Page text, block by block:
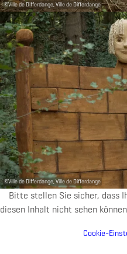
©Ville de Differdange, Ville de Differdange
©Ville de Differdange, Ville de Differdange
Bitte stellen Sie sicher, dass
diesen Inhalt nicht sehen
Cookie-